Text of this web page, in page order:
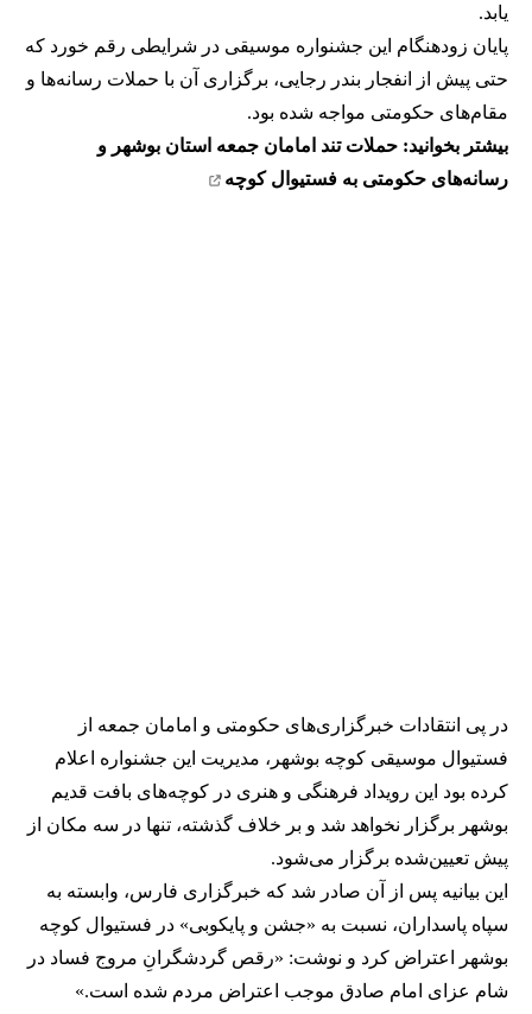
یابد.
پایان زودهنگام این جشنواره موسیقی در شرایطی رقم خورد که
حتی پیش از انفجار بندر رجایی، برگزاری آن با حملات رسانه‌ها و
مقام‌های حکومتی مواجه شده بود.
بیشتر بخوانید: حملات تند امامان جمعه استان بوشهر و
رسانه‌های حکومتی به فستیوال کوچه
در پی انتقادات خبرگزاری‌های حکومتی و امامان جمعه از
فستیوال موسیقی کوچه بوشهر، مدیریت این جشنواره اعلام
کرده بود این رویداد فرهنگی و هنری در کوچه‌های بافت قدیم
بوشهر برگزار نخواهد شد و بر خلاف گذشته، تنها در سه مکان از
پیش تعیین‌شده برگزار می‌شود.
این بیانیه پس از آن صادر شد که خبرگزاری فارس، وابسته به
سپاه پاسداران، نسبت به «جشن و پایکوبی» در فستیوال کوچه
بوشهر اعتراض کرد و نوشت: «رقص گردشگرانِ مروج فساد در
شام عزای امام صادق موجب اعتراض مردم شده است.»